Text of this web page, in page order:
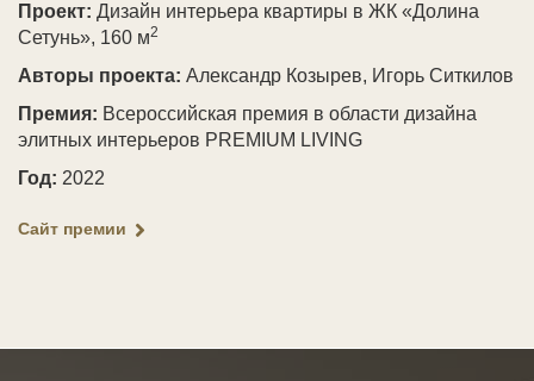
Проект: Дизайн интерьера квартиры в ЖК «Долина
Сетунь», 160 м2
Авторы проекта: Александр Козырев, Игорь Ситкилов
Премия: Всероссийская премия в области дизайна
элитных интерьеров PREMIUM LIVING
Год: 2022
Сайт премии